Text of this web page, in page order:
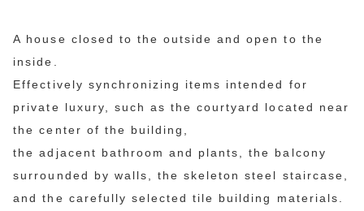
A house closed to the outside and open to the
inside.
Effectively synchronizing items intended for
private luxury, such as the courtyard located near
the center of the building,
the adjacent bathroom and plants, the balcony
surrounded by walls, the skeleton steel staircase,
and the carefully selected tile building materials.